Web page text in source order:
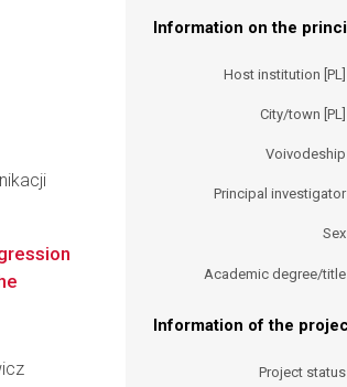
Information on the
Host institution [PL]
City/town [PL]
Voivodeship
Principal investigator
Sex
Academic degree/title
Information of the
Project status